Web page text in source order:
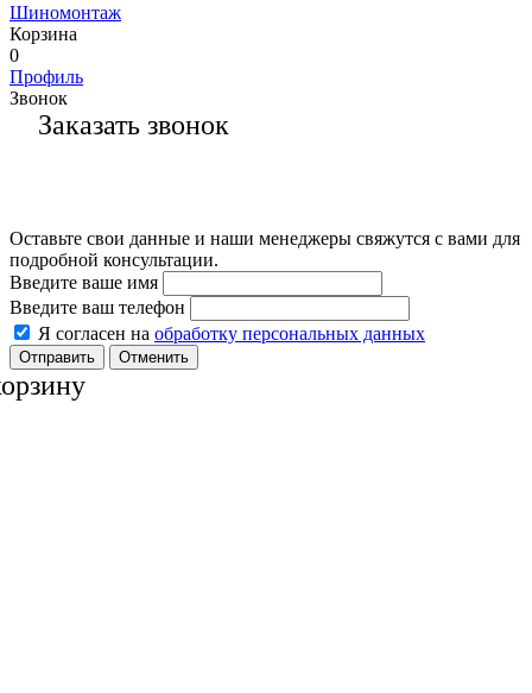
Шиномонтаж
Корзина
0
Профиль
Звонок
Заказать звонок
Оставьте свои данные и наши менеджеры свяжутся с вами для
подробной консультации.
Введите ваше имя
Введите ваш телефон
Я согласен на обработку персональных данных
Отменить